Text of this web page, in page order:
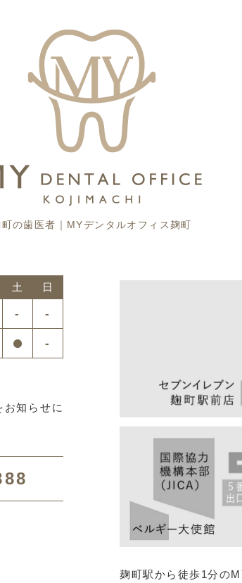
の歯医者｜MYデンタルオフィス麹町
土 日
- -
-
知らせに
麹町駅から徒歩1分の